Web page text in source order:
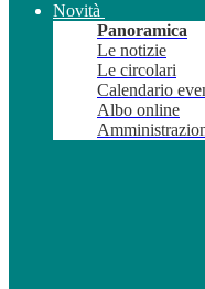
Novità
Panoramica
Le notizie
Le circolari
Calendario
Albo online